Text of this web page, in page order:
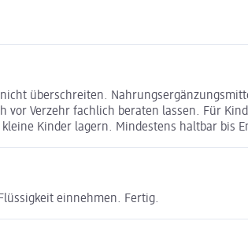
überschreiten.
vor Verzehr fachlich beraten lassen. Für
Kinder lagern. Mindestens haltbar bis
einnehmen. Fertig.